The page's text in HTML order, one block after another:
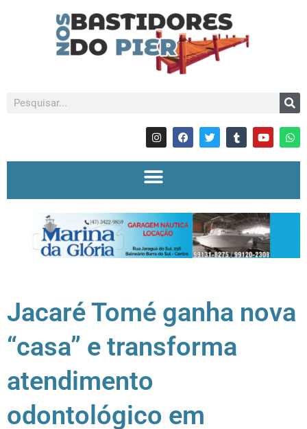
Jacaré Tomé ganha nova
“casa” e transforma
atendimento
odontológico em